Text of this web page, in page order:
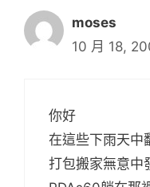
moses
10 月 18,
你好
在這些下雨天中
打包搬家無意中